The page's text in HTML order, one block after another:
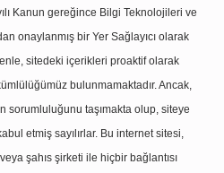
Kanun gereğince Bilgi Teknolojileri ve
onaylanmış bir Yer Sağlayıcı olarak
sitedeki içerikleri proaktif olarak
bulunmamaktadır. Ancak,
sorumluluğunu taşımakta olup, siteye
etmiş sayılırlar. Bu internet sitesi,
şahıs şirketi ile hiçbir bağlantısı